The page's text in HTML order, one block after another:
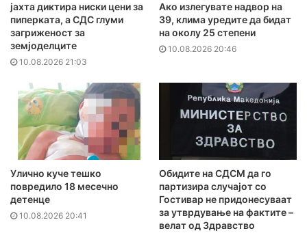
јахта диктира ниски цени за
пиперката, а СДС глуми
загриженост за
земјоделците
10.08.2026 21:03
Ако излегувате надвор на
39, клима уредите да бидат
на околу 25 степени
10.08.2026 20:46
Улично куче тешко
повредило 18 месечно
детенце
10.08.2026 20:41
Обидите на СДСМ да го
партизира случајот со
Гостивар не придонесуваат
за утврдување на фактите –
велат од Здравство